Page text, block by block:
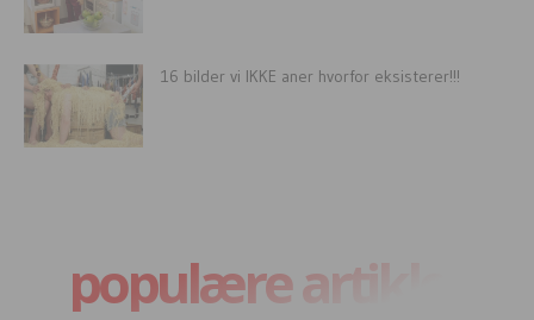
16 bilder vi IKKE aner hvorfor eksisterer!!!
populære artikler